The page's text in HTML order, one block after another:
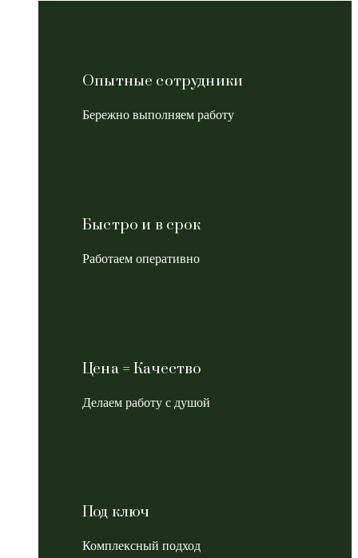
Опытные сотрудники
Бережно выполняем работу
Быстро и в срок
Работаем оперативно
Цена = Качество
Делаем работу с душой
Под ключ
Комплексный подход